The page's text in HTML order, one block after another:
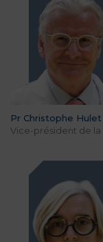
Pr Christophe Hulet
Vice-président de la